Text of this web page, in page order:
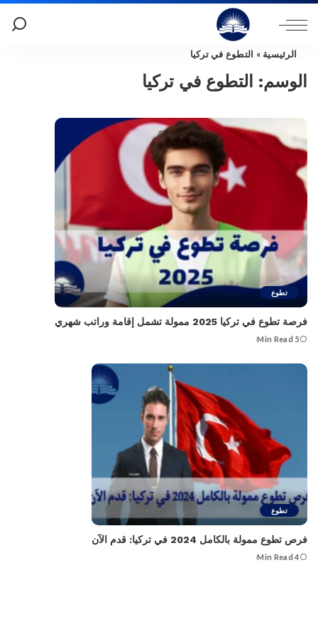
الرئيسية » التطوع في تركيا
الوسم: التطوع في تركيا
تطوع
فرصة تطوع في تركيا 2025 ممولة تشمل إقامة وراتب شهري
5 Min Read
تطوع
فرص تطوع ممولة بالكامل 2024 في تركيا: قدم الآن
4 Min Read